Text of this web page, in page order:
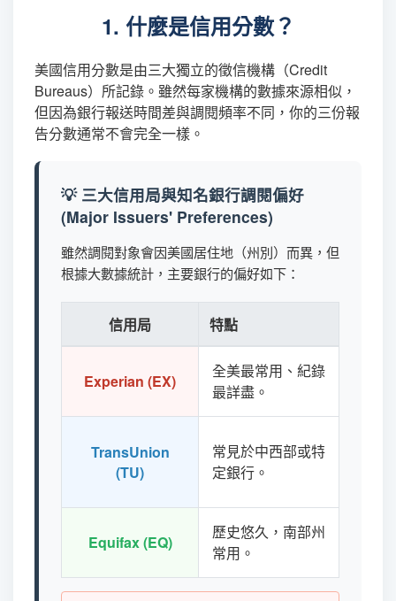
1. 什麼是信用分數？
美國信用分數是由三大獨立的徵信機構（Credit
Bureaus）所記錄。雖然每家機構的數據來源相似，
但因為銀行報送時間差與調閱頻率不同，你的三份報
告分數通常不會完全一樣。
💡 三大信用局與知名銀行調閱偏好
(Major Issuers' Preferences)
雖然調閱對象會因美國居住地（州別）而異，但
根據大數據統計，主要銀行的偏好如下：
信用局 特點
Experian (EX)
全美最常用、紀錄
最詳盡。
TransUnion
(TU)
常見於中西部或特
定銀行。
Equifax (EQ)
歷史悠久，南部州
常用。